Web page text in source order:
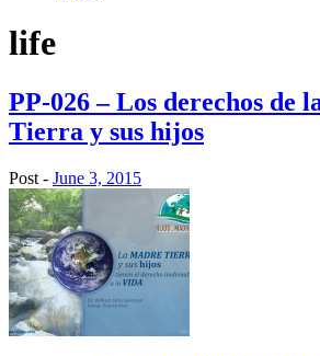
life
PP-026 – Los derechos de
Tierra y sus hijos
Post - June 3, 2015